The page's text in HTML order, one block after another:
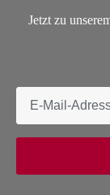
Jetzt zu